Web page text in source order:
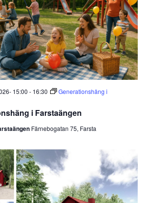
i Farstaängen
15:00 - 16:30
Generationshäng i
Färnebogatan 75, Farsta